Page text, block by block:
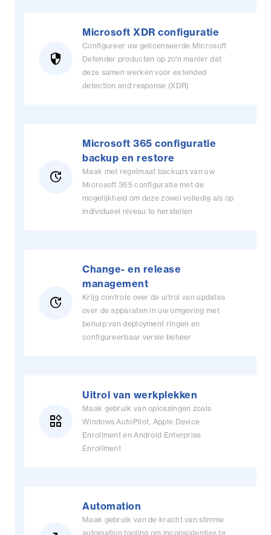
security
Microsoft XDR configuratie
Configureer uw gelicenseerde Microsoft
Defender producten op zo'n manier dat
deze samen werken voor extended
detection and response (XDR)
update
Microsoft 365 configuratie
backup en restore
Maak met regelmaat backups van uw
Microsoft 365 configuratie met de
mogelijkheid om deze zowel volledig als op
individueel niveau te herstellen
update
Change- en release
management
Krijg controle over de uitrol van updates
over de apparaten in uw omgeving met
behulp van deployment ringen en
configureerbaar versie beheer
widgets
Uitrol van werkplekken
Maak gebruik van oplossingen zoals
Windows AutoPilot, Apple Device
Enrollment en Android Enterprise
Enrollment
Automation
Maak gebruik van de kracht van slimme
automation tooling om inconsistenties te